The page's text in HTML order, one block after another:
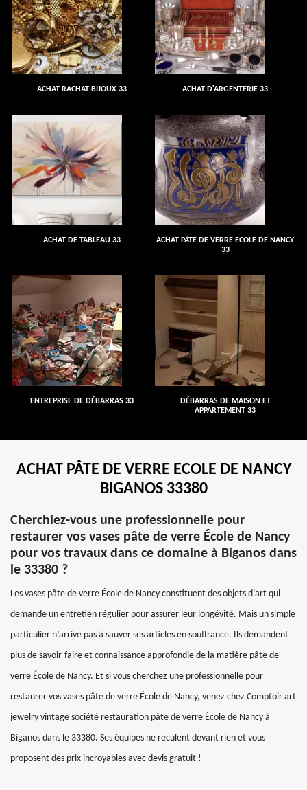
ACHAT RACHAT BIJOUX 33 ACHAT D'ARGENTERIE 33
ACHAT DE TABLEAU 33
ACHAT PÂTE DE VERRE ECOLE DE NANCY
33
ENTREPRISE DE DÉBARRAS 33
DÉBARRAS DE MAISON ET
APPARTEMENT 33
ACHAT PÂTE DE VERRE ECOLE DE NANCY
BIGANOS 33380
Cherchiez-vous une professionnelle pour
restaurer vos vases pâte de verre École de Nancy
pour vos travaux dans ce domaine à Biganos dans
le 33380 ?
Les vases pâte de verre École de Nancy constituent des objets d’art qui
demande un entretien régulier pour assurer leur longévité. Mais un simple
particulier n’arrive pas à sauver ses articles en souffrance. Ils demandent
plus de savoir-faire et connaissance approfondie de la matière pâte de
verre École de Nancy. Et si vous cherchez une professionnelle pour
restaurer vos vases pâte de verre École de Nancy, venez chez Comptoir art
jewelry vintage société restauration pâte de verre École de Nancy à
Biganos dans le 33380. Ses équipes ne reculent devant rien et vous
proposent des prix incroyables avec devis gratuit !